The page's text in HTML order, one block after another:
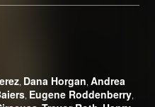
, Dana Horgan,Andrea
, Eugene Roddenberry,